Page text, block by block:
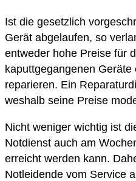
Ist die gesetzlich
Gerät abgelaufen, so
entweder hohe Preise für
kaputtgegangenen
reparieren. Ein
weshalb seine Preise
Nicht weniger wichtig ist
Notdienst auch am
erreicht werden kann.
Notleidende vom Service